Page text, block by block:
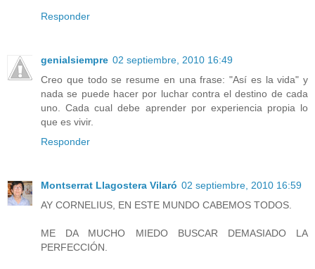
Responder
genialsiempre 02 septiembre, 2010 16:49
Creo que todo se resume en una frase: "Así es la vida" y
nada se puede hacer por luchar contra el destino de cada
uno. Cada cual debe aprender por experiencia propia lo
que es vivir.
Responder
Montserrat Llagostera Vilaró 02 septiembre, 2010 16:59
AY CORNELIUS, EN ESTE MUNDO CABEMOS TODOS.
ME DA MUCHO MIEDO BUSCAR DEMASIADO LA
PERFECCIÓN.